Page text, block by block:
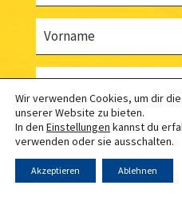
Nachname
E-Mail
Land
Wir verwenden Cookies, um dir
unserer Website zu bieten.
In den Einstellungen kannst du
verwenden oder sie ausschalten.
Akzeptieren Ablehnen